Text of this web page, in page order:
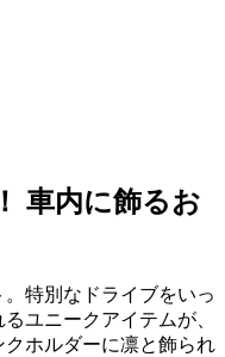
車内に飾るお
特別なドライブをいっ
ユニークアイテムが、
ホルダーに凛と飾られ